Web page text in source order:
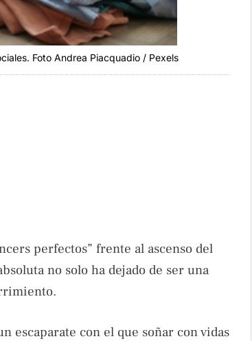
Foto Andrea Piacquadio / Pexels
perfectos” frente al ascenso del
no solo ha dejado de ser una
escaparate con el que soñar con vidas